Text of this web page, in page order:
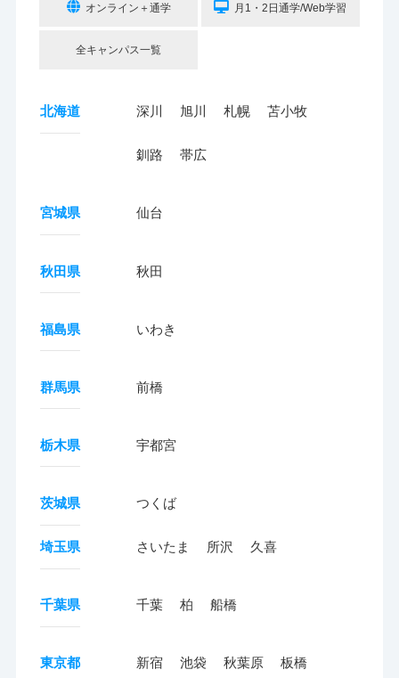
オンライン＋通学 月1・2日通学/Web学習
全キャンパス一覧
北海道 深川 旭川 札幌 苫小牧
釧路 帯広
宮城県 仙台
秋田県 秋田
福島県 いわき
群馬県 前橋
栃木県 宇都宮
茨城県 つくば
埼玉県 さいたま 所沢 久喜
千葉県 千葉 柏 船橋
東京都 新宿 池袋 秋葉原 板橋